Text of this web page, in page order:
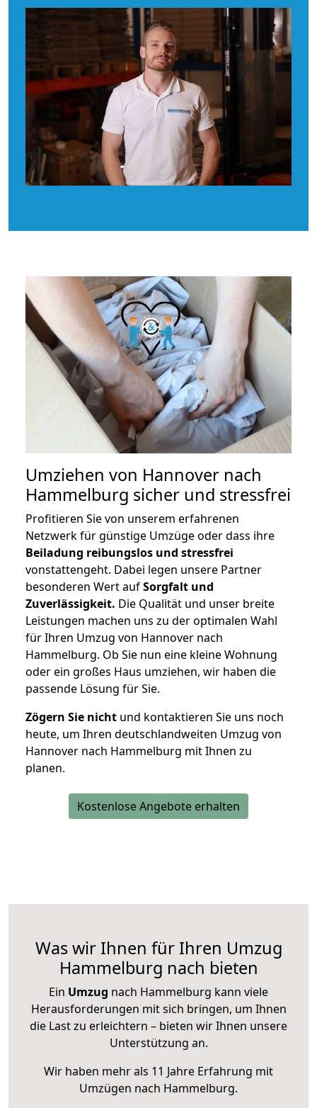
Umziehen von Hannover nach
Hammelburg sicher und stressfrei
Profitieren Sie von unserem erfahrenen
Netzwerk für günstige Umzüge oder dass ihre
Beiladung reibungslos und stressfrei
vonstattengeht. Dabei legen unsere Partner
besonderen Wert aufSorgfalt und
Zuverlässigkeit. Die Qualität und unser breite
Leistungen machen uns zu der optimalen Wahl
für Ihren Umzug von Hannover nach
Hammelburg. Ob Sie nun eine kleine Wohnung
oder ein großes Haus umziehen, wir haben die
passende Lösung für Sie.
Zögern Sie nicht und kontaktieren Sie uns noch
heute, um Ihren deutschlandweiten Umzug von
Hannover nach Hammelburg mit Ihnen zu
planen.
Kostenlose Angebote erhalten
Was wir Ihnen für Ihren Umzug
Hammelburg nach bieten
Ein Umzug nach Hammelburg kann viele
Herausforderungen mit sich bringen, um Ihnen
die Last zu erleichtern – bieten wir Ihnen unsere
Unterstützung an.
Wir haben mehr als 11 Jahre Erfahrung mit
Umzügen nach Hammelburg.